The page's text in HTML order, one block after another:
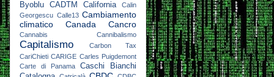
Byoblu
CADTM California
Calin
Georgescu Calle13 Cambiamento
climatico
Canada Cancro
Cannabis Cannibalismo
Capitalismo
Carbon Tax
CariChieti CARIGE Carles Puigdemont
Carte di Panama
Caschi Bianchi